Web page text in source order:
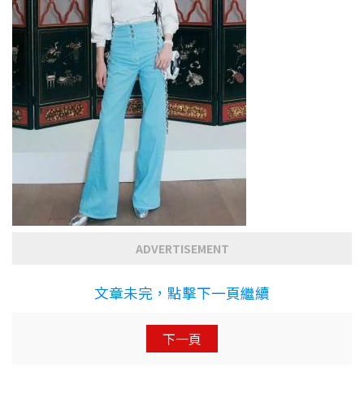
ADVERTISEMENT
文章未完，點擊下一頁繼續
下一頁